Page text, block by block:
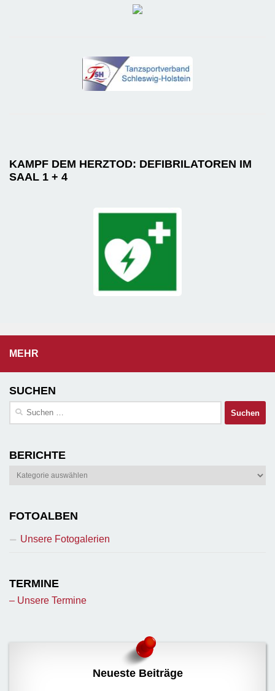
KAMPF DEM HERZTOD: DEFIBRILATOREN IM
SAAL 1 + 4
MEHR
SUCHEN
Suchen
BERICHTE
Berichte
FOTOALBEN
Unsere Fotogalerien
TERMINE
– Unsere Termine
Neueste Beiträge